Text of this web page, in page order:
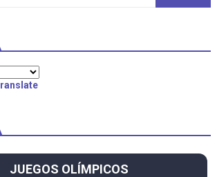
JUEGOS OLÍMPICOS